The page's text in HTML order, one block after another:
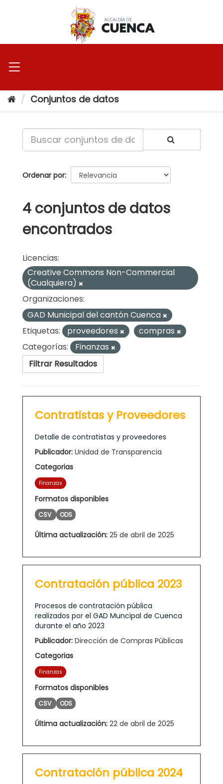
Conjuntos de datos
Ordenar por
4 conjuntos de datos
encontrados
Licencias:
Creative Commons Non-Commercial
(Cualquiera)
Organizaciones:
GAD Municipal del cantón Cuenca
Etiquetas:
proveedores
compras
Categorías:
Finanzas
Filtrar Resultados
Contratistas y Proveedores
Detalle de contratistas y proveedores
Publicador: Unidad de Transparencia
Categorias
Finanzas
Formatos disponibles
CSV ODS
Última actualización: 25 de abril de 2025
Contratación pública 2023
Procesos de contratación pública
realizados por el GAD Muncipal de Cuenca
durante el año 2023
Publicador: Dirección de Compras Públicas
Categorias
Finanzas
Formatos disponibles
CSV ODS
Última actualización: 22 de abril de 2025
Contratación pública 2024